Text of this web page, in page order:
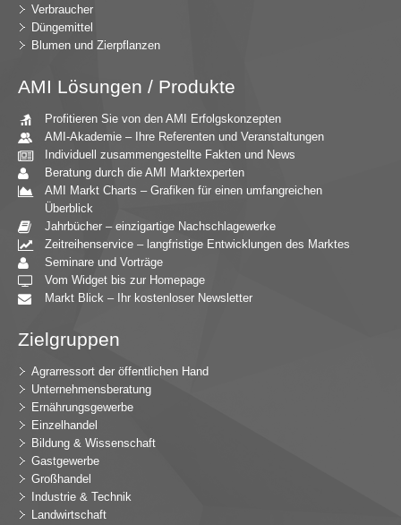
Verbraucher
Düngemittel
Blumen und Zierpflanzen
AMI Lösungen / Produkte
Profitieren Sie von den AMI Erfolgskonzepten
AMI-Akademie – Ihre Referenten und Veranstaltungen
Individuell zusammengestellte Fakten und News
Beratung durch die AMI Marktexperten
AMI Markt Charts – Grafiken für einen umfangreichen
Überblick
Jahrbücher – einzigartige Nachschlagewerke
Zeitreihenservice – langfristige Entwicklungen des Marktes
Seminare und Vorträge
Vom Widget bis zur Homepage
Markt Blick – Ihr kostenloser Newsletter
Zielgruppen
Agrarressort der öffentlichen Hand
Unternehmensberatung
Ernährungsgewerbe
Einzelhandel
Bildung & Wissenschaft
Gastgewerbe
Großhandel
Industrie & Technik
Landwirtschaft